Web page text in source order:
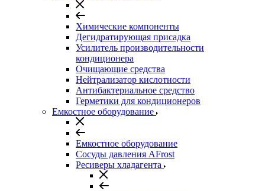
Химические компоненты
Дегидратирующая присадка
Усилитель производительности
кондиционера
Очищающие средства
Нейтрализатор кислотности
Антибактериальное средство
Герметики для кондиционеров
Емкостное оборудование
Емкостное оборудование
Сосуды давления AFrost
Ресиверы хладагента